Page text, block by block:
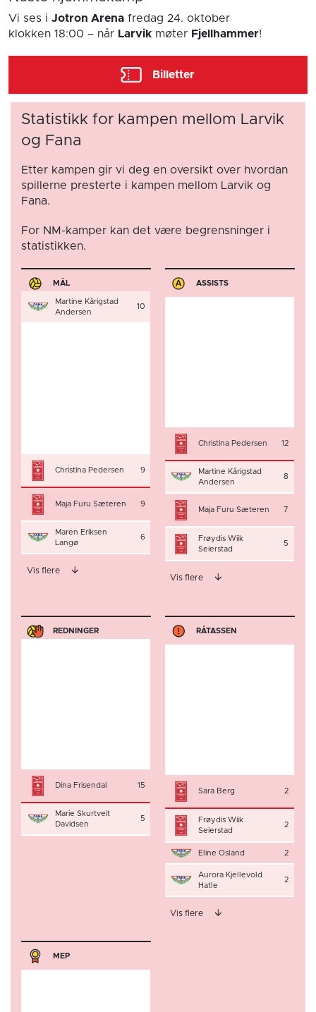
Vi ses i Jotron Arena fredag 24. oktober
klokken 18:00 – når Larvik møter Fjellhammer!
Billetter
Statistikk for kampen mellom Larvik
og Fana
Etter kampen gir vi deg en oversikt over hvordan
spillerne presterte i kampen mellom Larvik og
Fana.
For NM-kamper kan det være begrensninger i
statistikken.
MÅL
Martine Kårigstad
Andersen
10
Christina Pedersen 9
Maja Furu Sæteren 9
Maren Eriksen
Langø
6
Vis flere
ASSISTS
Christina Pedersen 12
Martine Kårigstad
Andersen
8
Maja Furu Sæteren 7
Frøydis Wiik
Seierstad
5
Vis flere
REDNINGER
Dina Frisendal 15
Marie Skurtveit
Davidsen
5
RÅTASSEN
Sara Berg 2
Frøydis Wiik
Seierstad
2
Eline Osland 2
Aurora Kjellevold
Hatle
2
Vis flere
MEP